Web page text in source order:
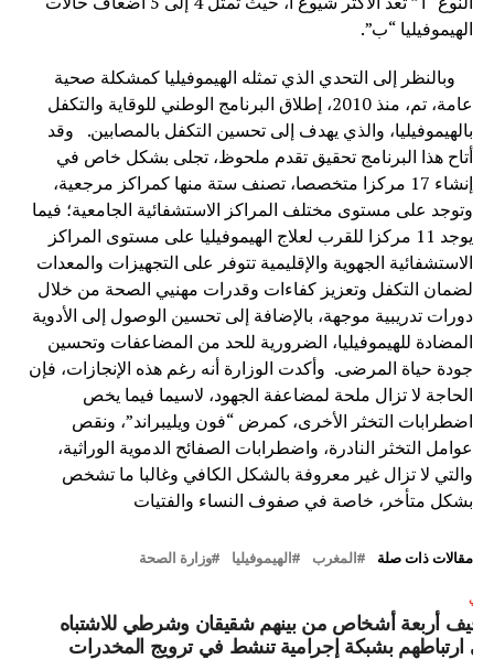
الهيموفيليا “ب”.
وبالنظر إلى التحدي الذي تمثله الهيموفيليا كمشكلة صحية
عامة، تم، منذ 2010، إطلاق البرنامج الوطني للوقاية والتكفل
بالهيموفيليا، والذي يهدف إلى تحسين التكفل بالمصابين. وقد
أتاح هذا البرنامج تحقيق تقدم ملحوظ، تجلى بشكل خاص في
إنشاء 17 مركزا متخصصا، تصنف ستة منها كمراكز مرجعية،
وتوجد على مستوى مختلف المراكز الاستشفائية الجامعية؛ فيما
يوجد 11 مركزا للقرب لعلاج الهيموفيليا على مستوى المراكز
الاستشفائية الجهوية والإقليمية تتوفر على التجهيزات والمعدات
لضمان التكفل وتعزيز كفاءات وقدرات مهنيي الصحة من خلال
دورات تدريبية موجهة، بالإضافة إلى تحسين الوصول إلى الأدوية
المضادة للهيموفيليا، الضرورية للحد من المضاعفات وتحسين
جودة حياة المرضى. وأكدت الوزارة أنه رغم هذه الإنجازات، فإن
الحاجة لا تزال ملحة لمضاعفة الجهود، لاسيما فيما يخص
اضطرابات التخثر الأخرى، كمرض “فون ويليبراند”، ونقص
عوامل التخثر النادرة، واضطرابات الصفائح الدموية الوراثية،
والتي لا تزال غير معروفة بالشكل الكافي وغالبا ما تشخص
بشكل متأخر، خاصة في صفوف النساء والفتيات
مقالات ذات صلة المغرب الهيموفيليا وزارة الصحة
أربعة أشخاص من بينهم شقيقان وشرطي للاشتباه
ارتباطهم بشبكة إجرامية تنشط في ترويج المخدرات